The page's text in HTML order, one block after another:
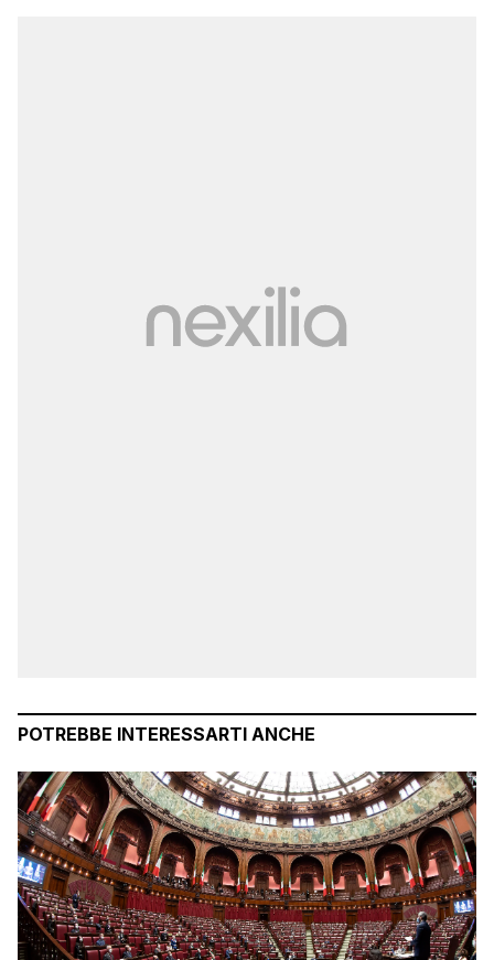
POTREBBE INTERESSARTI ANCHE